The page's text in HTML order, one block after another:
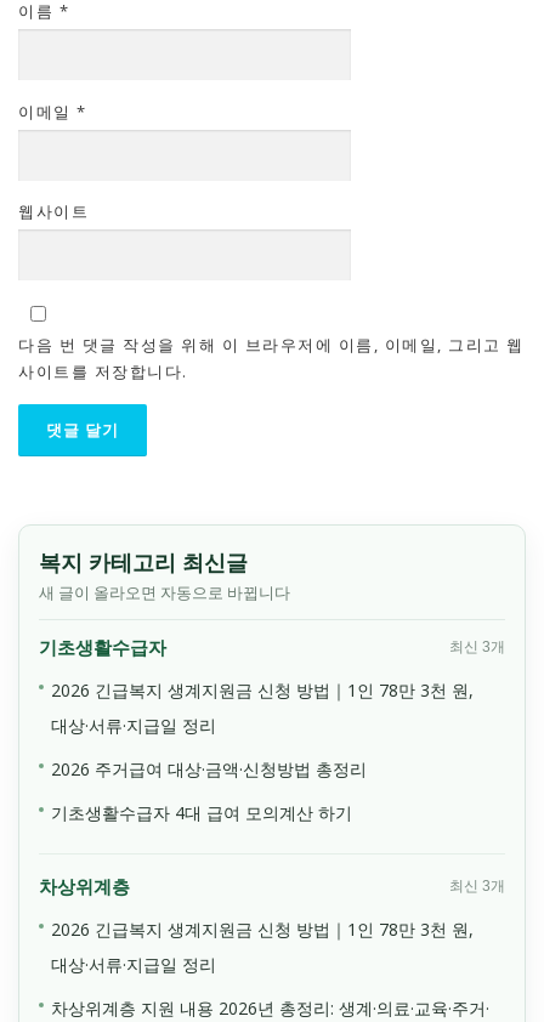
이름 *
이메일 *
웹사이트
다음 번 댓글 작성을 위해 이 브라우저에 이름, 이메일, 그리고 웹
사이트를 저장합니다.
복지 카테고리 최신글
새 글이 올라오면 자동으로 바뀝니다
기초생활수급자 최신 3개
2026 긴급복지 생계지원금 신청 방법｜1인 78만 3천 원,
대상·서류·지급일 정리
2026 주거급여 대상·금액·신청방법 총정리
기초생활수급자 4대 급여 모의계산 하기
차상위계층 최신 3개
2026 긴급복지 생계지원금 신청 방법｜1인 78만 3천 원,
대상·서류·지급일 정리
차상위계층 지원 내용 2026년 총정리: 생계·의료·교육·주거·